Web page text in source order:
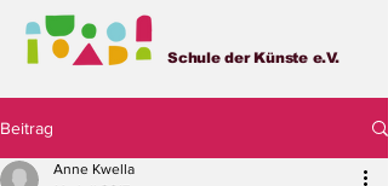
Schule der Künste e.V.
Beitrag
Anne Kwella